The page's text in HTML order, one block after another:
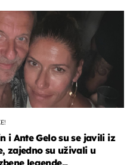
i Ante Gelo su se javili iz
zajedno su uživali u
legende...